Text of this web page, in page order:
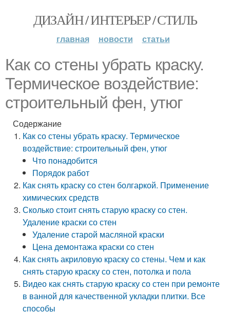
ДИЗАЙН / ИНТЕРЬЕР / СТИЛЬ
главная новости статьи
Как со стены убрать краску.
Термическое воздействие:
строительный фен, утюг
Содержание
Как со стены убрать краску. Термическое
воздействие: строительный фен, утюг
Что понадобится
Порядок работ
Как снять краску со стен болгаркой. Применение
химических средств
Сколько стоит снять старую краску со стен.
Удаление краски со стен
Удаление старой масляной краски
Цена демонтажа краски со стен
Как снять акриловую краску со стены. Чем и как
снять старую краску со стен, потолка и пола
Видео как снять старую краску со стен при ремонте
в ванной для качественной укладки плитки. Все
способы